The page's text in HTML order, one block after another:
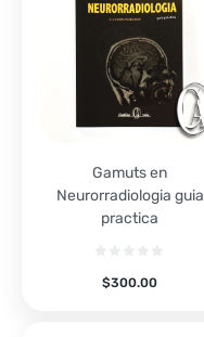
Gamuts en
Neurorradiologia guia
practica
$300.00